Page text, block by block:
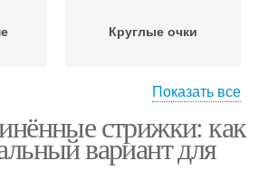
Круглые очки
Прямоугольные очки
Показать все
стрижки: как
вариант для